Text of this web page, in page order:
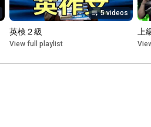
5 videos
英検２級
View full playlist
上